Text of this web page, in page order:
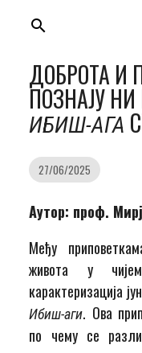
search
ДОБРОТА И
ПОЗНАЈУ
ИБИШ-АГА
27/06/2025
Аутор: проф.
Међу
живота у
карактеризација
Ибиш-аги. Ова
по чему се